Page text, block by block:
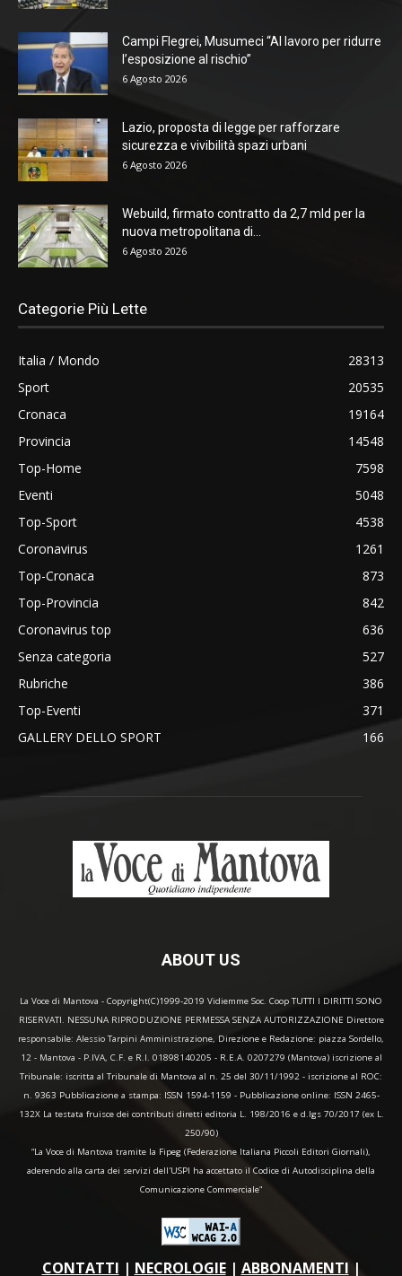
Campi Flegrei, Musumeci “Al lavoro per ridurre
l’esposizione al rischio”
6 Agosto 2026
Lazio, proposta di legge per rafforzare
sicurezza e vivibilità spazi urbani
6 Agosto 2026
Webuild, firmato contratto da 2,7 mld per la
nuova metropolitana di...
6 Agosto 2026
Categorie Più Lette
Italia / Mondo
28313
Sport
20535
Cronaca
19164
Provincia
14548
Top-Home
7598
Eventi
5048
Top-Sport
4538
Coronavirus
1261
Top-Cronaca
873
Top-Provincia
842
Coronavirus top
636
Senza categoria
527
Rubriche
386
Top-Eventi
371
GALLERY DELLO SPORT
166
ABOUT US
La Voce di Mantova - Copyright(C)1999-2019 Vidiemme Soc. Coop TUTTI I DIRITTI SONO
RISERVATI. NESSUNA RIPRODUZIONE PERMESSA SENZA AUTORIZZAZIONE Direttore
responsabile: Alessio Tarpini Amministrazione, Direzione e Redazione: piazza Sordello,
12 - Mantova - P.IVA, C.F. e R.I. 01898140205 - R.E.A. 0207279 (Mantova) iscrizione al
Tribunale: iscritta al Tribunale di Mantova al n. 25 del 30/11/1992 - iscrizione al ROC:
n. 9363 Pubblicazione a stampa: ISSN 1594-1159 - Pubblicazione online: ISSN 2465-
132X La testata fruisce dei contributi diretti editoria L. 198/2016 e d.lgs 70/2017 (ex L.
250/90)
“La Voce di Mantova tramite la Fipeg (Federazione Italiana Piccoli Editori Giornali),
aderendo alla carta dei servizi dell'USPI ha accettato il Codice di Autodisciplina della
Comunicazione Commerciale"
CONTATTI | NECROLOGIE| ABBONAMENTI |